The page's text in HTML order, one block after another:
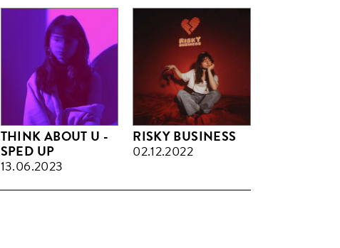
THINK ABOUT U -
SPED UP
13.06.2023
RISKY BUSINESS
02.12.2022